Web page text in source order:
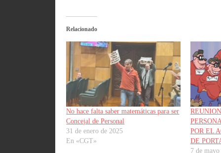
Relacionado
No hace falta saber matemáticas para ser
Concejal de Personal
31 de enero de 2025
En «CGT»
POR EL
DE
7 de